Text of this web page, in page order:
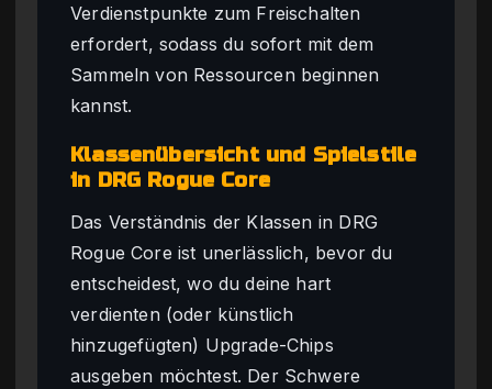
Verdienstpunkte zum Freischalten
erfordert, sodass du sofort mit dem
Sammeln von Ressourcen beginnen
kannst.
Klassenübersicht und Spielstile
in DRG Rogue Core
Das Verständnis der Klassen in DRG
Rogue Core ist unerlässlich, bevor du
entscheidest, wo du deine hart
verdienten (oder künstlich
hinzugefügten) Upgrade-Chips
ausgeben möchtest. Der Schwere